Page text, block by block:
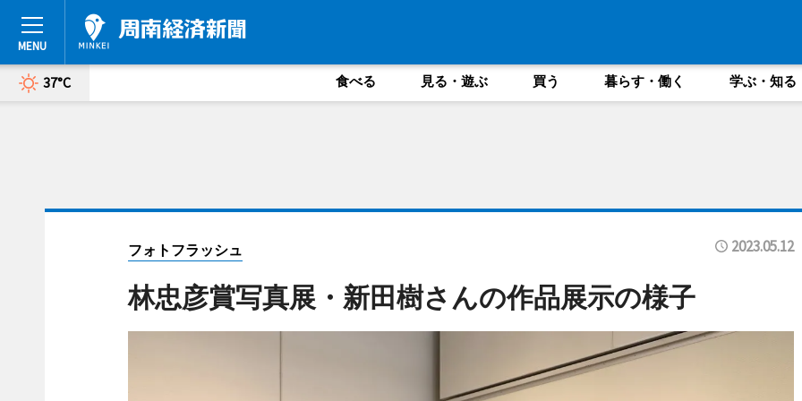
37°C 食べる 見る・遊ぶ 買う 暮らす・働く 学ぶ・知る
フォトフラッシュ 2023.05.12
林忠彦賞写真展・新田樹さんの作品展示の様子